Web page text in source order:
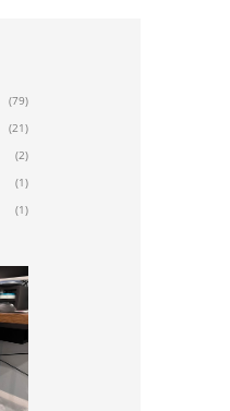
(79)
(21)
(2)
(1)
(1)